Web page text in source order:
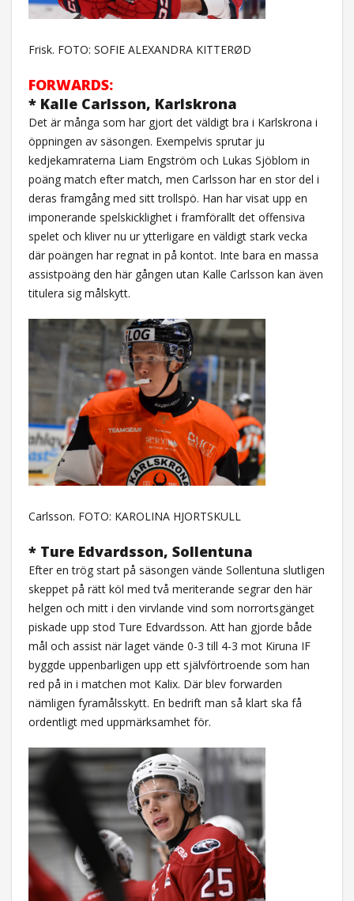
Frisk. FOTO: SOFIE ALEXANDRA KITTERØD
FORWARDS:
* Kalle Carlsson, Karlskrona
Det är många som har gjort det väldigt bra i Karlskrona i
öppningen av säsongen. Exempelvis sprutar ju
kedjekamraterna Liam Engström och Lukas Sjöblom in
poäng match efter match, men Carlsson har en stor del i
deras framgång med sitt trollspö. Han har visat upp en
imponerande spelskicklighet i framförallt det offensiva
spelet och kliver nu ur ytterligare en väldigt stark vecka
där poängen har regnat in på kontot. Inte bara en massa
assistpoäng den här gången utan Kalle Carlsson kan även
titulera sig målskytt.
Carlsson. FOTO: KAROLINA HJORTSKULL
* Ture Edvardsson, Sollentuna
Efter en trög start på säsongen vände Sollentuna slutligen
skeppet på rätt köl med två meriterande segrar den här
helgen och mitt i den virvlande vind som norrortsgänget
piskade upp stod Ture Edvardsson. Att han gjorde både
mål och assist när laget vände 0-3 till 4-3 mot Kiruna IF
byggde uppenbarligen upp ett självförtroende som han
red på in i matchen mot Kalix. Där blev forwarden
nämligen fyramålsskytt. En bedrift man så klart ska få
ordentligt med uppmärksamhet för.